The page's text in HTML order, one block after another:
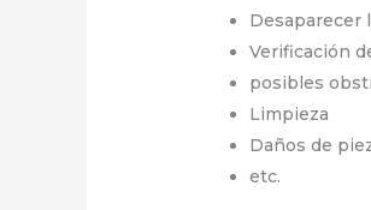
Desaparecer
Verificación
posibles
Limpieza
Daños de
etc.